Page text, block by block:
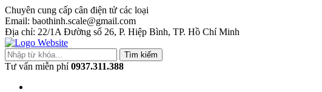
Chuyên cung cấp cân điện tử các loại
Email: baothinh.scale@gmail.com
Địa chỉ: 22/1A Đường số 26, P. Hiệp Bình, TP. Hồ Chí Minh
Tìm kiếm
Tư vấn miễn phí 0937.311.388